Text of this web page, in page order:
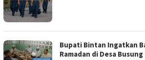
Bupati Bintan Ingatkan
Ramadan di Desa Busung